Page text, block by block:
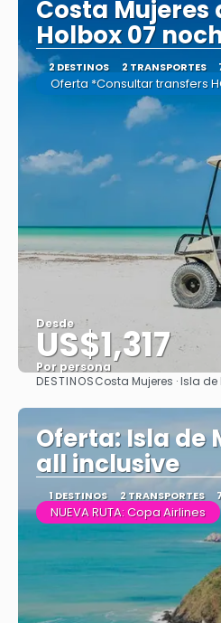
Costa Mujeres
Holbox 07
2 DESTINOS 2 TRANSPORTES
Oferta *Consultar transfers
Desde
US$1,317
Por persona
Ver
DESTINOSCosta Mujeres · Isla de
Oferta: Isla de
all inclusive
1 DESTINOS 2 TRANSPORTES
NUEVA RUTA: Copa Airlines